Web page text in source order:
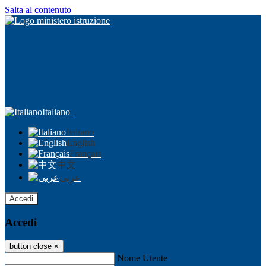
Salta al contenuto
Italiano
Italiano
English
Français
中文
عربى
Accedi
Accedi
button close ×
Nome Utente